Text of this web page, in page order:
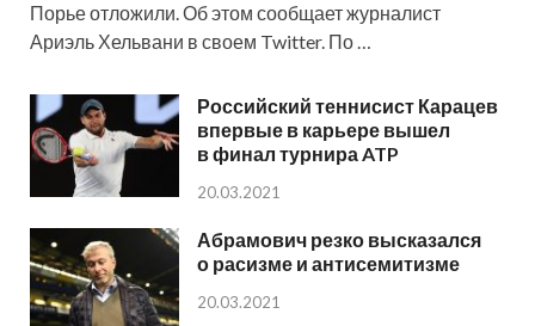
Порье отложили. Об этом сообщает журналист
Ариэль Хельвани в своем Twitter. По …
Российский теннисист Карацев
впервые в карьере вышел
в финал турнира ATP
20.03.2021
Абрамович резко высказался
о расизме и антисемитизме
20.03.2021